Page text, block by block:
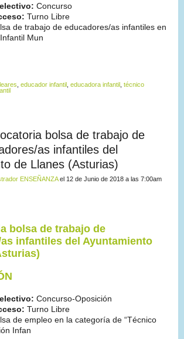
Concurso
Turno Libre
de trabajo de educadores/as infantiles en
Mun
educador infantil educadora infantil técnico
bolsa de trabajo de
as infantiles del
de Llanes (Asturias)
ENSEÑANZAel 12 de Junio de 2018 a las 7:00am
bolsa de trabajo de
infantiles del Ayuntamiento
Concurso-Oposición
Turno Libre
de empleo en la categoría de “Técnico
Infan